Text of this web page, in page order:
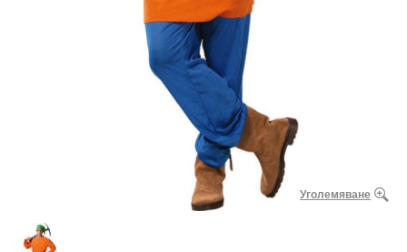
Уголемяване